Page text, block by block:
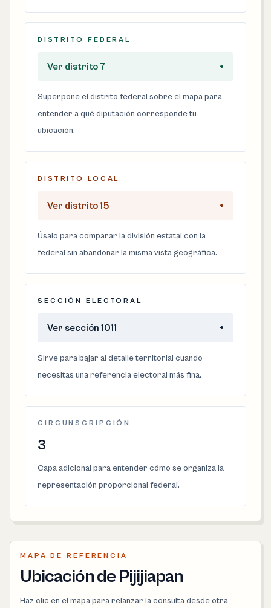
DISTRITO FEDERAL
Ver distrito 7 +
Superpone el distrito federal sobre el mapa para
entender a qué diputación corresponde tu
ubicación.
DISTRITO LOCAL
Ver distrito 15 +
Úsalo para comparar la división estatal con la
federal sin abandonar la misma vista geográfica.
SECCIÓN ELECTORAL
Ver sección 1011 +
Sirve para bajar al detalle territorial cuando
necesitas una referencia electoral más fina.
CIRCUNSCRIPCIÓN
3
Capa adicional para entender cómo se organiza la
representación proporcional federal.
MAPA DE REFERENCIA
Ubicación de Pijijiapan
Haz clic en el mapa para relanzar la consulta desde otra